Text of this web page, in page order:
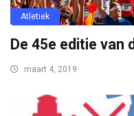
Atletiek
De 45e editie van
maart 4, 2019